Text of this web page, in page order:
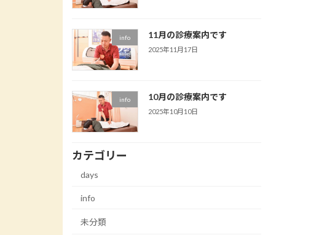
info 11月の診療案内です
2025年11月17日
info 10月の診療案内です
2025年10月10日
カテゴリー
days
info
未分類